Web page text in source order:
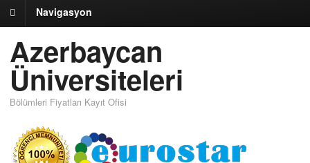
Navigasyon
Azerbaycan
Üniversiteleri
Bölümleri Fiyatları Kayıt Ofisi